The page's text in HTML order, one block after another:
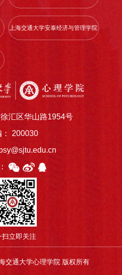
上海交通大学安泰经济与管理学院
汇区华山路1954号
： 200030
扫立即关注
交通大学心理学院 版权所有